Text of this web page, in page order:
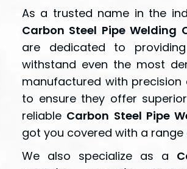
As a trusted name in the
Carbon Steel Pipe
are dedicated to
withstand even the most
manufactured with
to ensure they offer
reliable Carbon Steel Pipe
got you covered with a
We also specialize as a